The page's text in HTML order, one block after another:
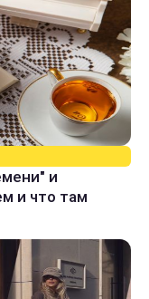
и
и что там